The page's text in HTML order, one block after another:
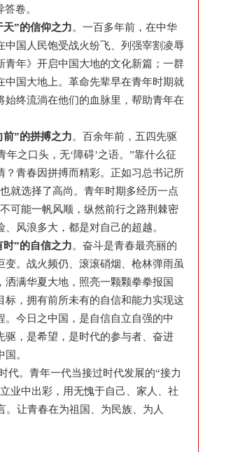
卷。
天”的信仰之力。一百多年前，在中华
国人民饱受战火纷飞、列强宰割凌辱
年》开启中国大地的文化新篇；一群
国大地上。革命先辈早在青年时期就
终流淌在他们的血脉里，帮助青年在
前”的拼搏之力。百余年前，五四先驱
之口头，无‘障碍’之语。”靠什么征
？青春因拼搏而精彩。正如习总书记所
就选择了高尚。青年时期多经历一点
可能一帆风顺，纵然前行之路荆棘密
风浪多大，都是对自己的超越。
时”的自信之力。奋斗是青春最亮丽的
。战火频仍、滚滚硝烟、枪林弹雨虽
满华夏大地，照亮一颗颗拳拳报国
，拥有前所未有的自信和能力实现这
今日之中国，是自信自立自强的中
驱，是希望，是时代的参与者、奋进
。
代。青年一代当接过时代发展的“接力
业中出彩，用无愧于自己、家人、社
。让青春在为祖国、为民族、为人